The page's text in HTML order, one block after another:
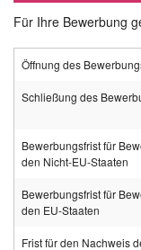
Für Ihre Bewerbung
Öffnung des
Schließung des
Bewerbungsfrist für
den Nicht-EU-Staaten
Bewerbungsfrist für
den EU-Staaten
Frist für den Nachweis